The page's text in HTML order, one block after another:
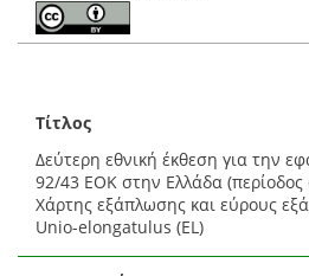
Τίτλος
Δεύτερη εθνική έκθεση για την
92/43 ΕΟΚ στην Ελλάδα
Χάρτης εξάπλωσης και εύρους
Unio-elongatulus (EL)